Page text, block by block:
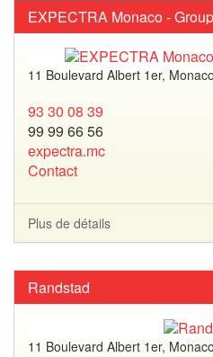
EXPECTRA Monaco -
11 Boulevard Albert 1er, Monaco
93 30 08 39
99 99 66 56
expectra.mc
Contact
Plus de détails
Randstad
11 Boulevard Albert 1er, Monaco